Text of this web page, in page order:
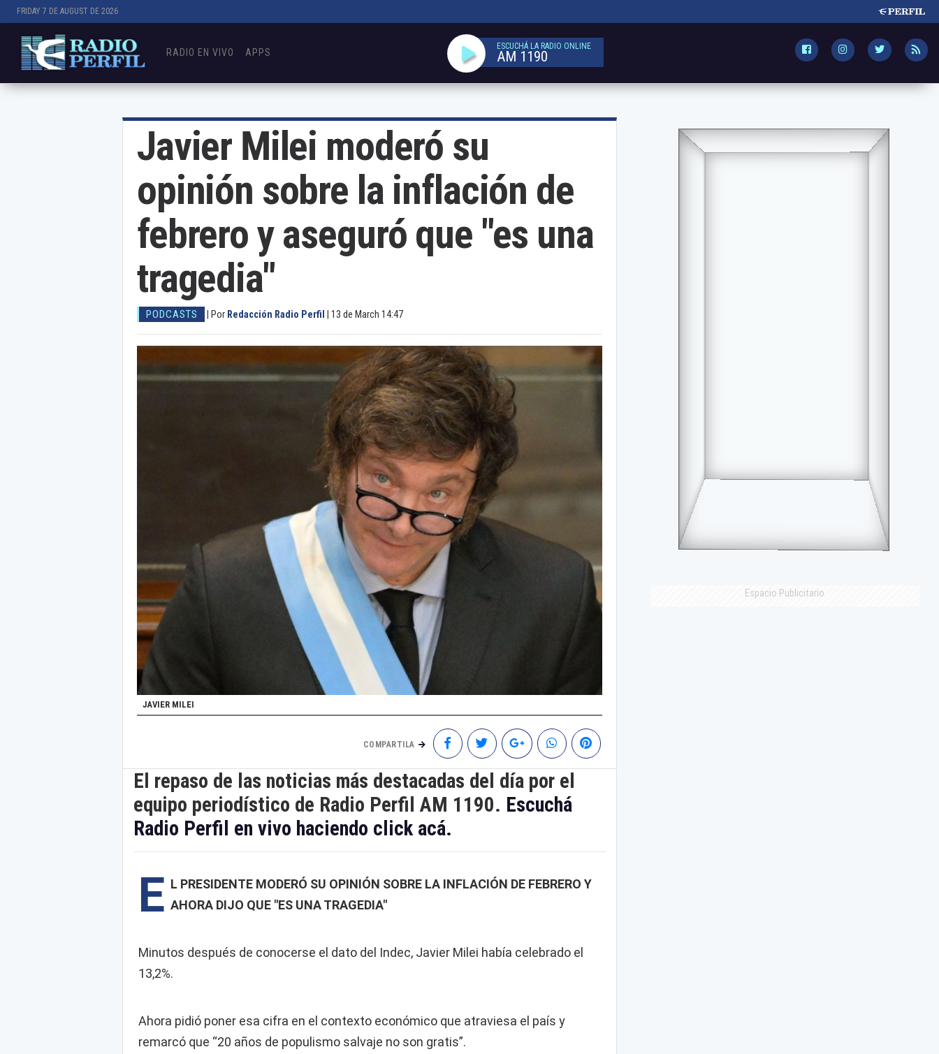
FRIDAY 7 DE AUGUST DE 2026
RADIO EN VIVO APPS
ESCUCHÁ LA RADIO ONLINE
AM 1190
Javier Milei moderó su
opinión sobre la inflación de
febrero y aseguró que "es una
tragedia"
PODCASTS Por Redacción Radio Perfil 13 de March 14:47
JAVIER MILEI
COMPARTILA
El repaso de las noticias más destacadas del día por el
equipo periodístico de Radio Perfil AM 1190. Escuchá
Radio Perfil en vivo haciendo click acá.
E L PRESIDENTE MODERÓ SU OPINIÓN SOBRE LA INFLACIÓN DE FEBRERO Y
AHORA DIJO QUE "ES UNA TRAGEDIA"
Minutos después de conocerse el dato del Indec, Javier Milei había celebrado el
13,2%.
Ahora pidió poner esa cifra en el contexto económico que atraviesa el país y
remarcó que “20 años de populismo salvaje no son gratis”.
Espacio Publicitario